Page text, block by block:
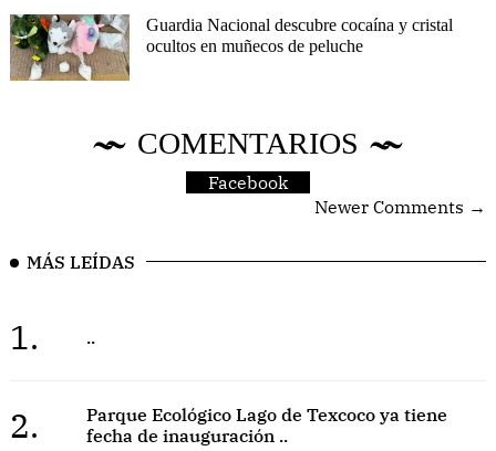
Guardia Nacional descubre cocaína y cristal
ocultos en muñecos de peluche
COMENTARIOS
Facebook
Newer Comments →
MÁS LEÍDAS
1. ..
2.
Parque Ecológico Lago de Texcoco ya tiene
fecha de inauguración ..